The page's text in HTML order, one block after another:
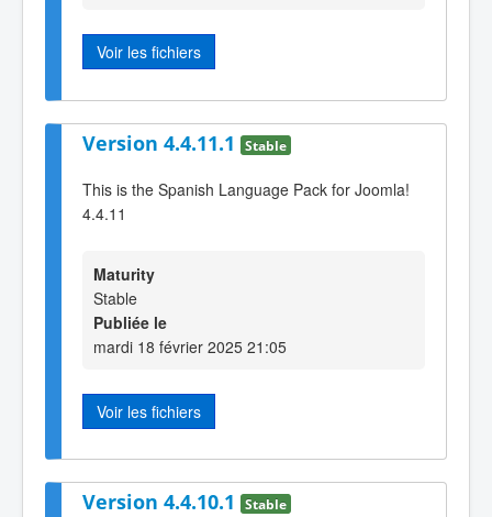
Voir les fichiers
Version 4.4.11.1 Stable
This is the Spanish Language Pack for Joomla!
4.4.11
Maturity
Stable
Publiée le
mardi 18 février 2025 21:05
Voir les fichiers
Version 4.4.10.1 Stable